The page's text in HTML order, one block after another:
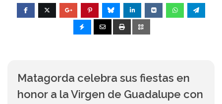
Matagorda celebra sus fiestas en
honor a la Virgen de Guadalupe con